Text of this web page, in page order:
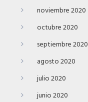
noviembre 2020
octubre 2020
septiembre 2020
agosto 2020
julio 2020
junio 2020